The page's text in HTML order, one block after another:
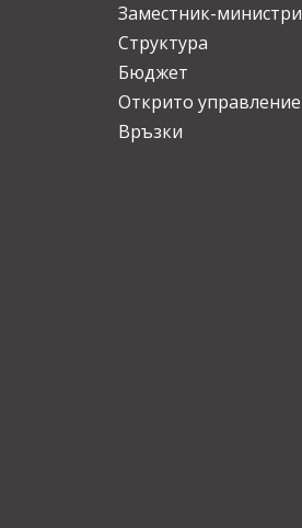
Заместник-министри
Структура
Бюджет
Открито управление
Връзки